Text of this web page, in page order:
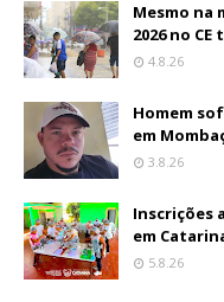
Mesmo na
2026 no
4.8.26
Homem
em
3.8.26
Inscrições
em
5.8.26